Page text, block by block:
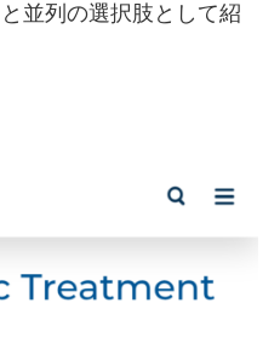
並列の選択肢として紹